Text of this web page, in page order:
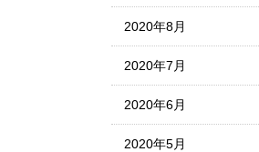
2020年8月
2020年7月
2020年6月
2020年5月